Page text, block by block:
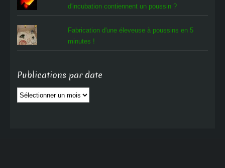
d'incubation contiennent un poussin ?
Fabrication d'une éleveuse à poussins en 5
minutes !
Publications par date
Publications
par